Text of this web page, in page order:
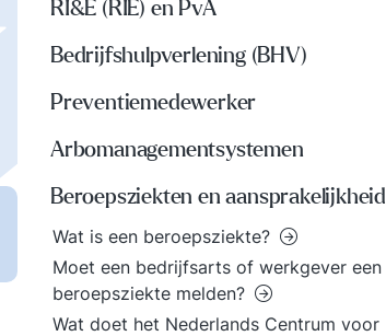
RI&E (RIE) en PvA
Bedrijfshulpverlening (BHV)
Preventiemedewerker
Arbomanagementsystemen
Beroepsziekten en aansprakelijkheid
Wat is een beroepsziekte?
Moet een bedrijfsarts of werkgever een
beroepsziekte melden?
Wat doet het Nederlands Centrum voor